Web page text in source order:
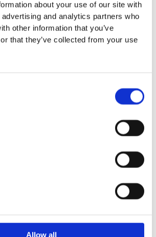
about your use of our site with
and analytics partners who
other information that you’ve
that they’ve collected from your use
Allow all
meter
Nordic rubber safe tiles 40
mm – fallhöjd upp till 1,5 m
Nordic rubber safe tiles 55
Euroflex kub / kub EPDM
Euroflex stepper/S & C-block
Euroflex gräskantskydd
Euroflex stegblock